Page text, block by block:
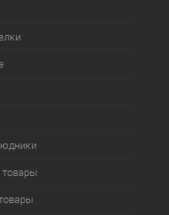
товары